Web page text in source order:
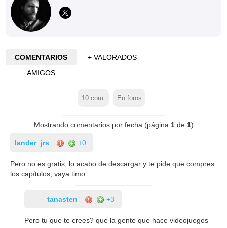
COMENTARIOS
+ VALORADOS
AMIGOS
10com. En foros
Mostrando comentarios por fecha (página 1de 1)
lander_jrs +0
Pero no es gratis, lo acabo de descargar y te pide que compres
los capítulos, vaya timo.
tanasten +3
Pero tu que te crees? que la gente que hace videojuegos